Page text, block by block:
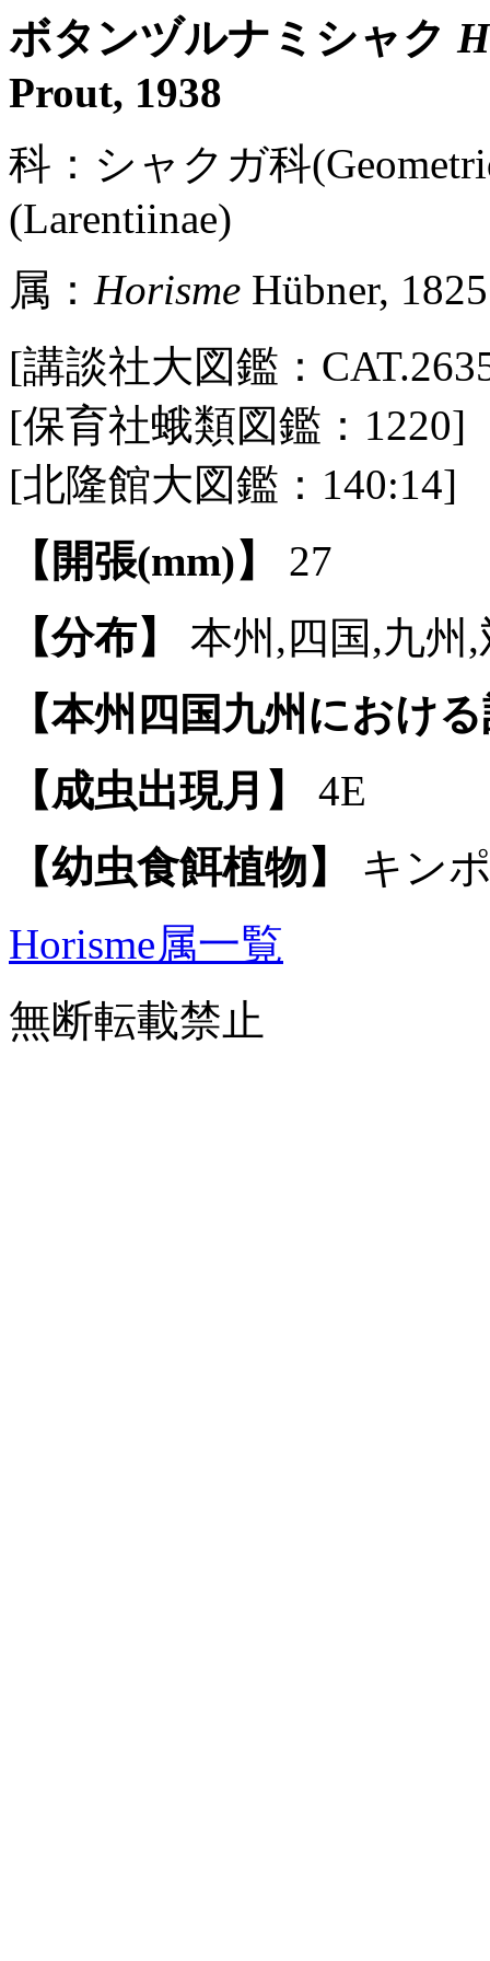
ボタンヅルナミシャク
Prout, 1938
科：シャクガ科
(Larentiinae)
属： Horisme Hübner, 1825
[講談社大図鑑：
[保育社蛾類図鑑：1220]
[北隆館大図鑑：140:14]
【開張(mm)】
27
【分布】
本州,四国,九州
【本州四国九州におけ
【成虫出現月】
4E
【幼虫食餌植物】
キン
Horisme属一覧
無断転載禁止